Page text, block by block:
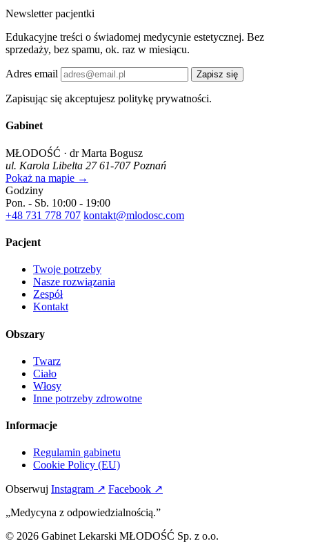
Newsletter pacjentki
Edukacyjne treści o świadomej medycynie estetycznej. Bez
sprzedaży, bez spamu, ok. raz w miesiącu.
Adres email Zapisz się
Zapisując się akceptujesz politykę prywatności.
Gabinet
MŁODOŚĆ · dr Marta Bogusz
ul. Karola Libelta 27 61-707 Poznań
Pokaż na mapie →
Godziny
Pon. - Sb. 10:00 - 19:00
+48 731 778 707 kontakt@mlodosc.com
Pacjent
Twoje potrzeby
Nasze rozwiązania
Zespół
Kontakt
Obszary
Twarz
Ciało
Włosy
Inne potrzeby zdrowotne
Informacje
Regulamin gabinetu
Cookie Policy (EU)
Obserwuj Instagram ↗ Facebook ↗
„Medycyna z odpowiedzialnością.”
© 2026 Gabinet Lekarski MŁODOŚĆ Sp. z o.o.